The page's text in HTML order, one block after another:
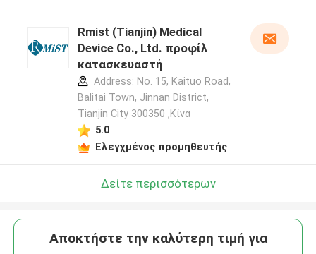
Rmist (Tianjin) Medical
Device Co., Ltd. προφίλ
κατασκευαστή
Address: No. 15, Kaituo Road,
Balitai Town, Jinnan District,
Tianjin City 300350 ,Κίνα
5.0
Ελεγχμένος προμηθευτής
Δείτε περισσότερων
Αποκτήστε την καλύτερη τιμή για